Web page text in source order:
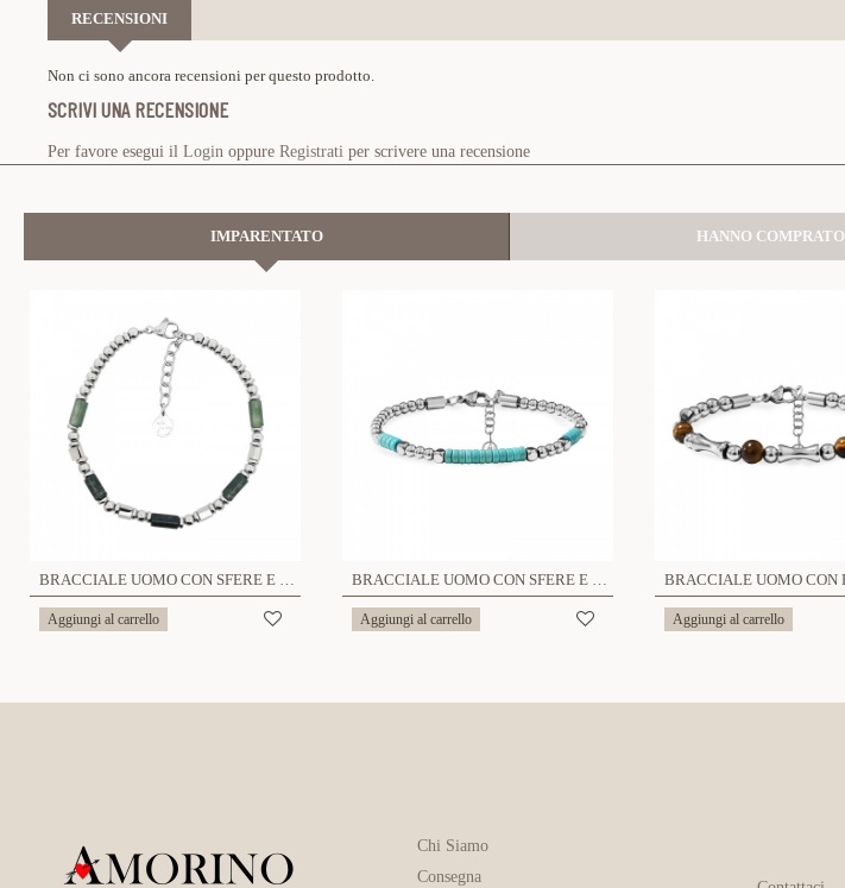
RECENSIONI
Non ci sono ancora recensioni per questo prodotto.
SCRIVI UNA RECENSIONE
Per favore esegui il Login oppure Registrati per scrivere una recensione
IMPARENTATO HANNO COMPRATO
BRACCIALE UOMO CON SFERE E PIETRE - KM24100A960/961/962
Aggiungi al carrello
BRACCIALE UOMO CON SFERE E PIETRE NATURALI - QGL2664C750
Aggiungi al carrello Aggiungi al carrello
Chi Siamo
Consegna